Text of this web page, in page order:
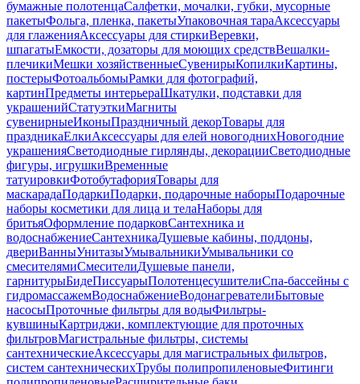
бумажные полотенцаСалфетки, мочалки, губки, мусорные
пакетыФольга, пленка, пакетыУпаковочная тараАксессуары
для глаженияАксессуары для стиркиВеревки,
шпагатыЕмкости, дозаторы для моющих средствВешалки-
плечикиМешки хозяйственныеСувенирыКопилкиКартины,
постерыФотоальбомыРамки для фотографий,
картинПредметы интерьераШкатулки, подставки для
украшенийСтатуэткиМагниты
сувенирныеИконыПраздничный декорТовары для
праздникаЕлкиАксессуары для елей новогоднихНовогодние
украшенияСветодиодные гирлянды, декорацииСветодиодные
фигуры, игрушкиВременные
татуировкиФотобутафорияТовары для
маскарадаПодаркиПодарки, подарочные наборыПодарочные
наборы косметики для лица и телаНаборы для
бритьяОформление подарковСантехника и
водоснабжениеСантехникаДушевые кабины, поддоны,
двериВанныУнитазыУмывальникиУмывальники со
смесителямиСмесителиДушевые панели,
гарнитурыБидеПиссуарыПолотенцесушителиСпа-бассейны с
гидромассажемВодоснабжениеВодонагревателиБытовые
насосыПроточные фильтры для водыФильтры-
кувшиныКартриджи, комплектующие для проточных
фильтровМагистральные фильтры, системы
сантехническиеАксессуары для магистральных фильтров,
систем сантехническихТрубы полипропиленовыеФитинги